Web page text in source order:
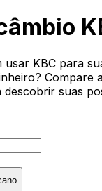
usar KBC para
Compare
descobrir suas